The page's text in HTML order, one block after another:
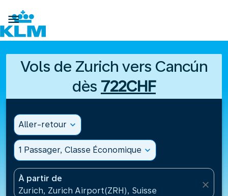

Vols de Zurich vers Cancún
dès 722CHF
Aller-retour expand_more
1 Passager, Classe Économique expand_more
À partir de
Zurich, Zurich Airport(ZRH), Suisse
close